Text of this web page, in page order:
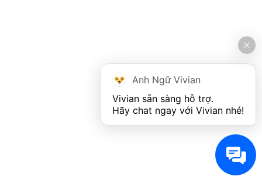
Anh Ngữ Vivian
Vivian sẵn sàng hỗ trợ.
Hãy chat ngay với Vivian nhé!